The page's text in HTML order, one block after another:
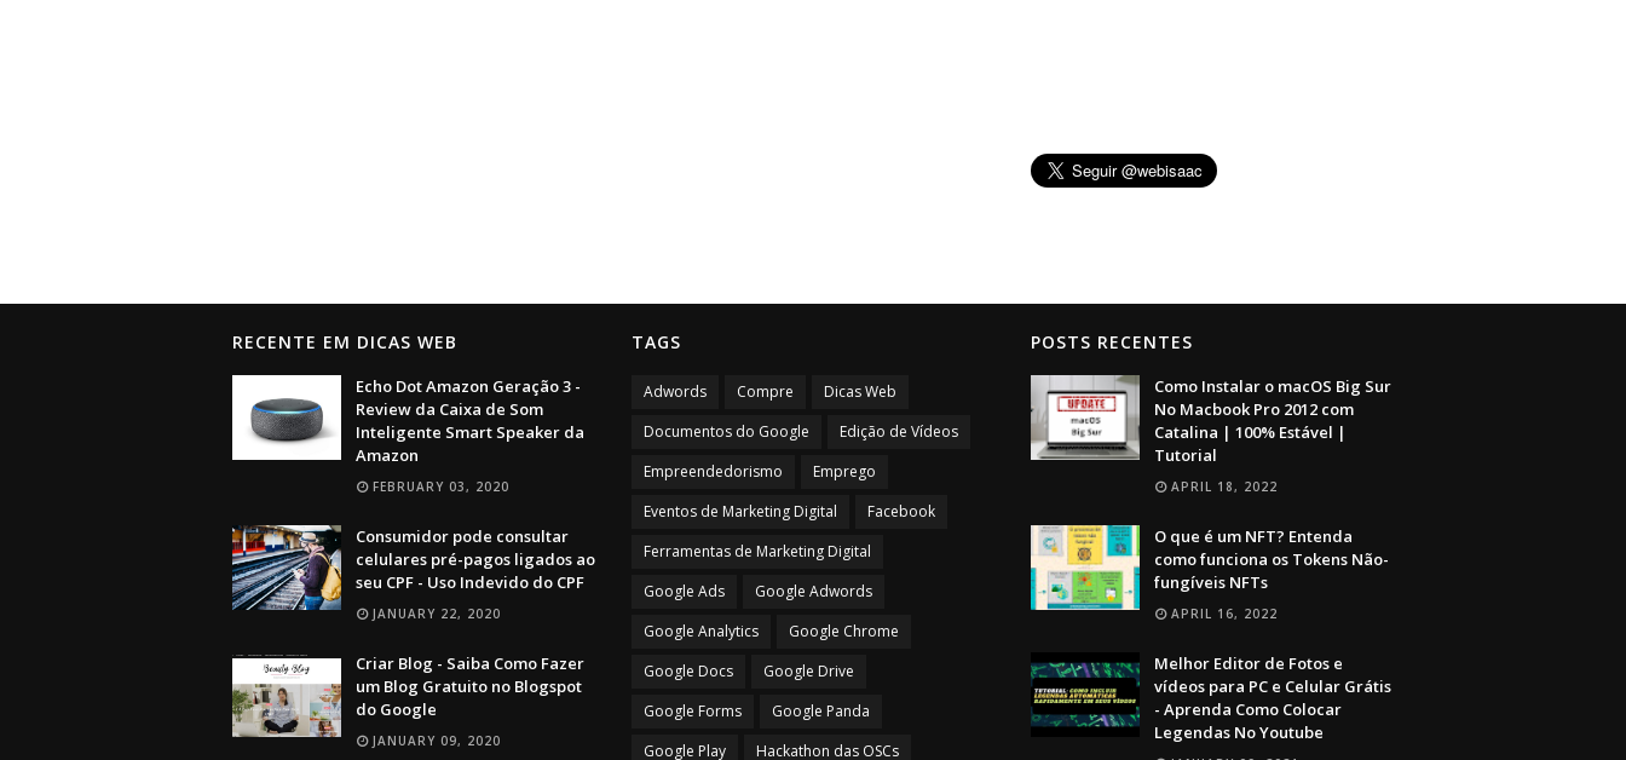
RECENTE EM DICAS WEB
Echo Dot Amazon Geração 3 -
Review da Caixa de Som
Inteligente Smart Speaker da
Amazon
FEBRUARY 03, 2020
Consumidor pode consultar
celulares pré-pagos ligados ao
seu CPF - Uso Indevido do CPF
JANUARY 22, 2020
Criar Blog - Saiba Como Fazer
um Blog Gratuito no Blogspot
do Google
JANUARY 09, 2020
TAGS
Adwords Compre
Dicas Web
Documentos do Google
Edição de Vídeos
Empreendedorismo
Emprego
Eventos de Marketing Digital
Facebook
Ferramentas de Marketing Digital
Google Ads
Google Adwords
Google Analytics
Google Chrome
Google Docs
Google Drive
Google Forms
Google Panda
Google Play
Hackathon das OSCs
POSTS RECENTES
Como Instalar o macOS Big Sur
No Macbook Pro 2012 com
Catalina | 100% Estável |
Tutorial
APRIL 18, 2022
O que é um NFT? Entenda
como funciona os Tokens Não-
fungíveis NFTs
APRIL 16, 2022
Melhor Editor de Fotos e
vídeos para PC e Celular Grátis
- Aprenda Como Colocar
Legendas No Youtube